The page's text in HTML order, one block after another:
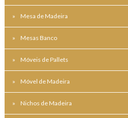
Mesa de Madeira
Mesas Banco
Móveis de Pallets
Móvel de Madeira
Nichos de Madeira